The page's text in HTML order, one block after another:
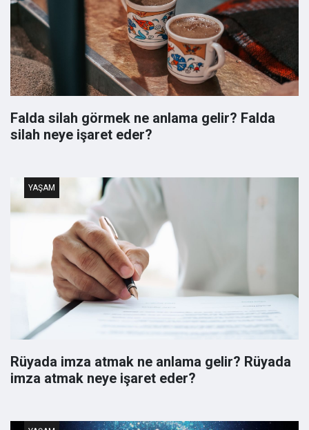
Falda silah görmek ne anlama gelir? Falda
silah neye işaret eder?
Rüyada imza atmak ne anlama gelir? Rüyada
imza atmak neye işaret eder?
YAŞAM